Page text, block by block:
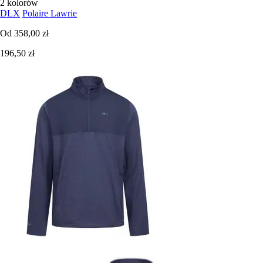
2 kolorów
DLX Polaire Lawrie
Od 358,00 zł
196,50 zł